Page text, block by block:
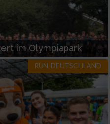
im Olympiapark
RUN-DEUTSCHLAND